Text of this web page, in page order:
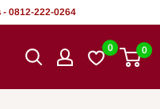
- 0812-222-0264
0 0